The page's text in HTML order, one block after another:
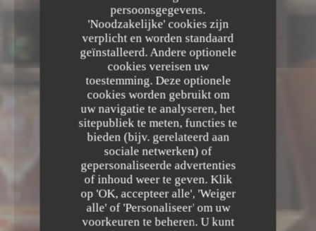
persoonsgegevens.
'Noodzakelijke' cookies zijn
verplicht en worden standaard
geïnstalleerd. Andere optionele
cookies vereisen uw
toestemming. Deze optionele
cookies worden gebruikt om
uw navigatie te analyseren, het
sitepubliek te meten, functies te
bieden (bijv. gerelateerd aan
sociale netwerken) of
gepersonaliseerde advertenties
of inhoud weer te geven. Klik
op 'OK, accepteer alle', 'Weiger
alle' of 'Personaliseer' om uw
voorkeuren te beheren. U kunt